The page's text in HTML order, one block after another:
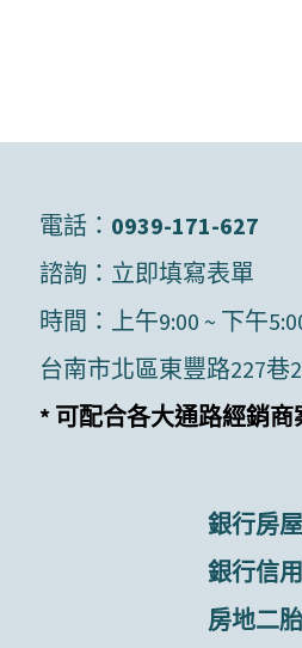
電話： 0939-171-627
諮詢： 立即填寫表單
時間：上午9:00 ~ 下午
台南市北區東豐路227巷
* 可配合各大通路經銷商
銀行房
銀行信
房地二